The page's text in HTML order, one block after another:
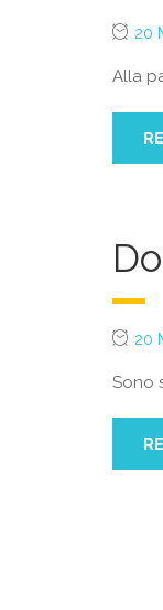
20
Alla
20
Sono